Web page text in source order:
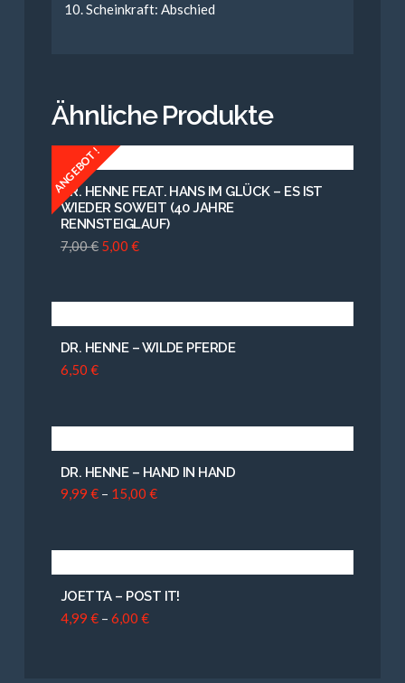
Scheinkraft: Abschied
Ähnliche Produkte
ANGEBOT!
DR. HENNE FEAT. HANS IM GLÜCK – ES IST
WIEDER SOWEIT (40 JAHRE
RENNSTEIGLAUF)
7,00€ 5,00 €
DR. HENNE – WILDE PFERDE
6,50 €
DR. HENNE – HAND IN HAND
9,99 €– 15,00 €
JOETTA – POST IT!
4,99 €– 6,00 €